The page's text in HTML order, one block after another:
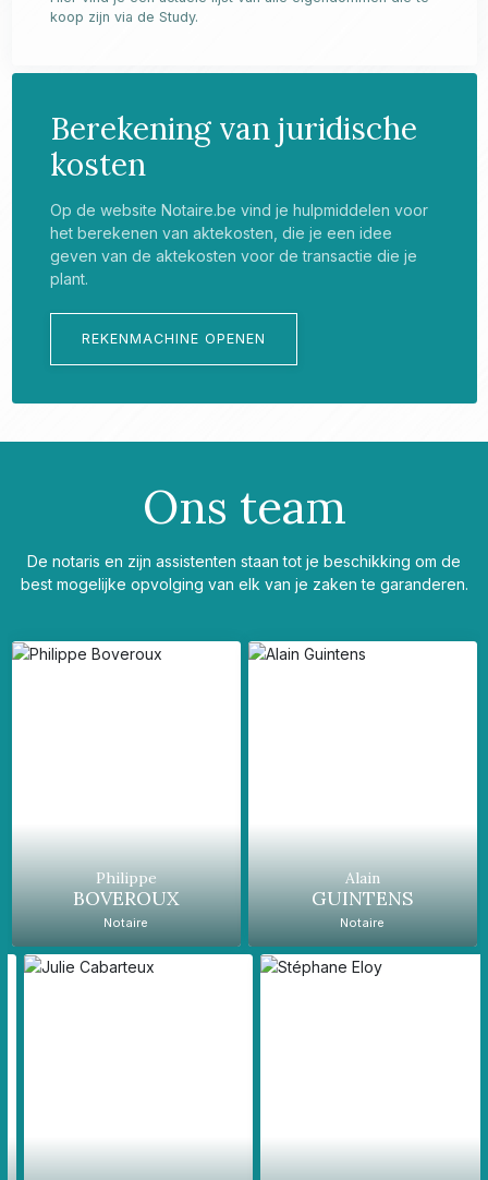
koop zijn via de Study.
Berekening van juridische
kosten
Op de website Notaire.be vind je hulpmiddelen voor
het berekenen van aktekosten, die je een idee
geven van de aktekosten voor de transactie die je
plant.
REKENMACHINE OPENEN
Ons team
De notaris en zijn assistenten staan tot je beschikking om de
best mogelijke opvolging van elk van je zaken te garanderen.
Philippe
BOVEROUX
Notaire
Alain
GUINTENS
Notaire